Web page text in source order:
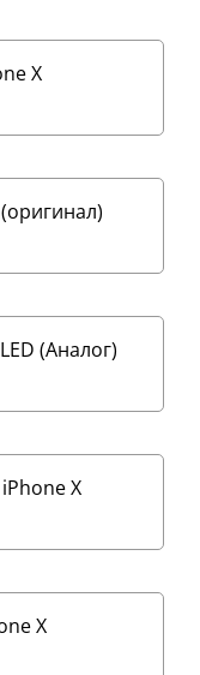
X
(Аналог)
X
X